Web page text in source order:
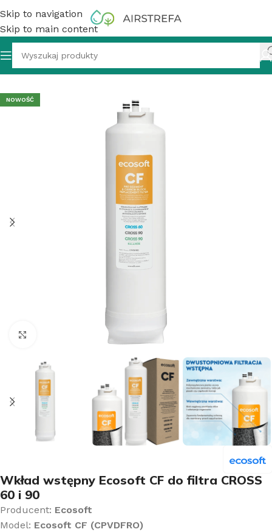
Skip to navigation
Skip to main content
wody»Wkład wstępny Ecosoft CF do filtra CROSS 60 i 90
NOWOŚĆ
Kliknij aby powiększyć
Wkład wstępny Ecosoft CF do filtra CROSS
60 i 90
Producent: Ecosoft
Model: Ecosoft CF (CPVDFRO)